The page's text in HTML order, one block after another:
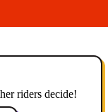
riders decide!